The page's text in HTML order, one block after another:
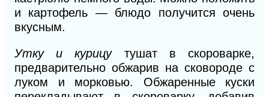
и картофель — блюдо получится очень
вкусным.
Утку и курицу тушат в скороварке,
предварительно обжарив на сковороде с
луком и морковью. Обжаренные куски